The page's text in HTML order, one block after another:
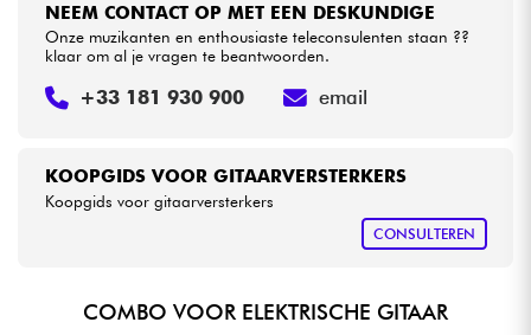
KOOPGIDS VOOR GITAARVERSTERKERS
Koopgids voor gitaarversterkers
CONSULTEREN
NEEM CONTACT OP MET EEN DESKUNDIGE
Onze muzikanten en enthousiaste teleconsulenten staan ??
klaar om al je vragen te beantwoorden.
+33 181 930 900 email
COMBO VOOR ELEKTRISCHE GITAAR